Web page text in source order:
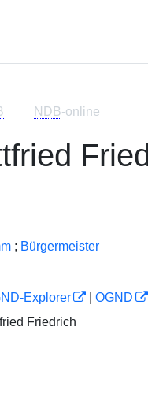
NDB-online
; Bürgermeister
Explorer OGND
Friedrich